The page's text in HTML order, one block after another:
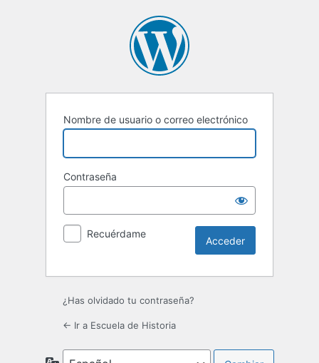
Nombre de usuario o correo electrónico
Contraseña
Recuérdame
¿Has olvidado tu contraseña?
← Ir a Escuela de Historia